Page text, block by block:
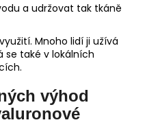
a udržovat tak tkáně
Mnoho lidí ji užívá
se také v lokálních
výhod